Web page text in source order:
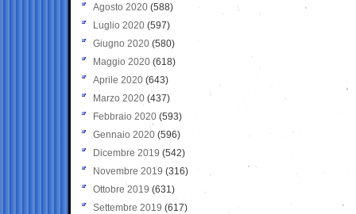
Agosto 2020 (588)
Luglio 2020 (597)
Giugno 2020 (580)
Maggio 2020 (618)
Aprile 2020 (643)
Marzo 2020 (437)
Febbraio 2020 (593)
Gennaio 2020 (596)
Dicembre 2019 (542)
Novembre 2019 (316)
Ottobre 2019 (631)
Settembre 2019 (617)